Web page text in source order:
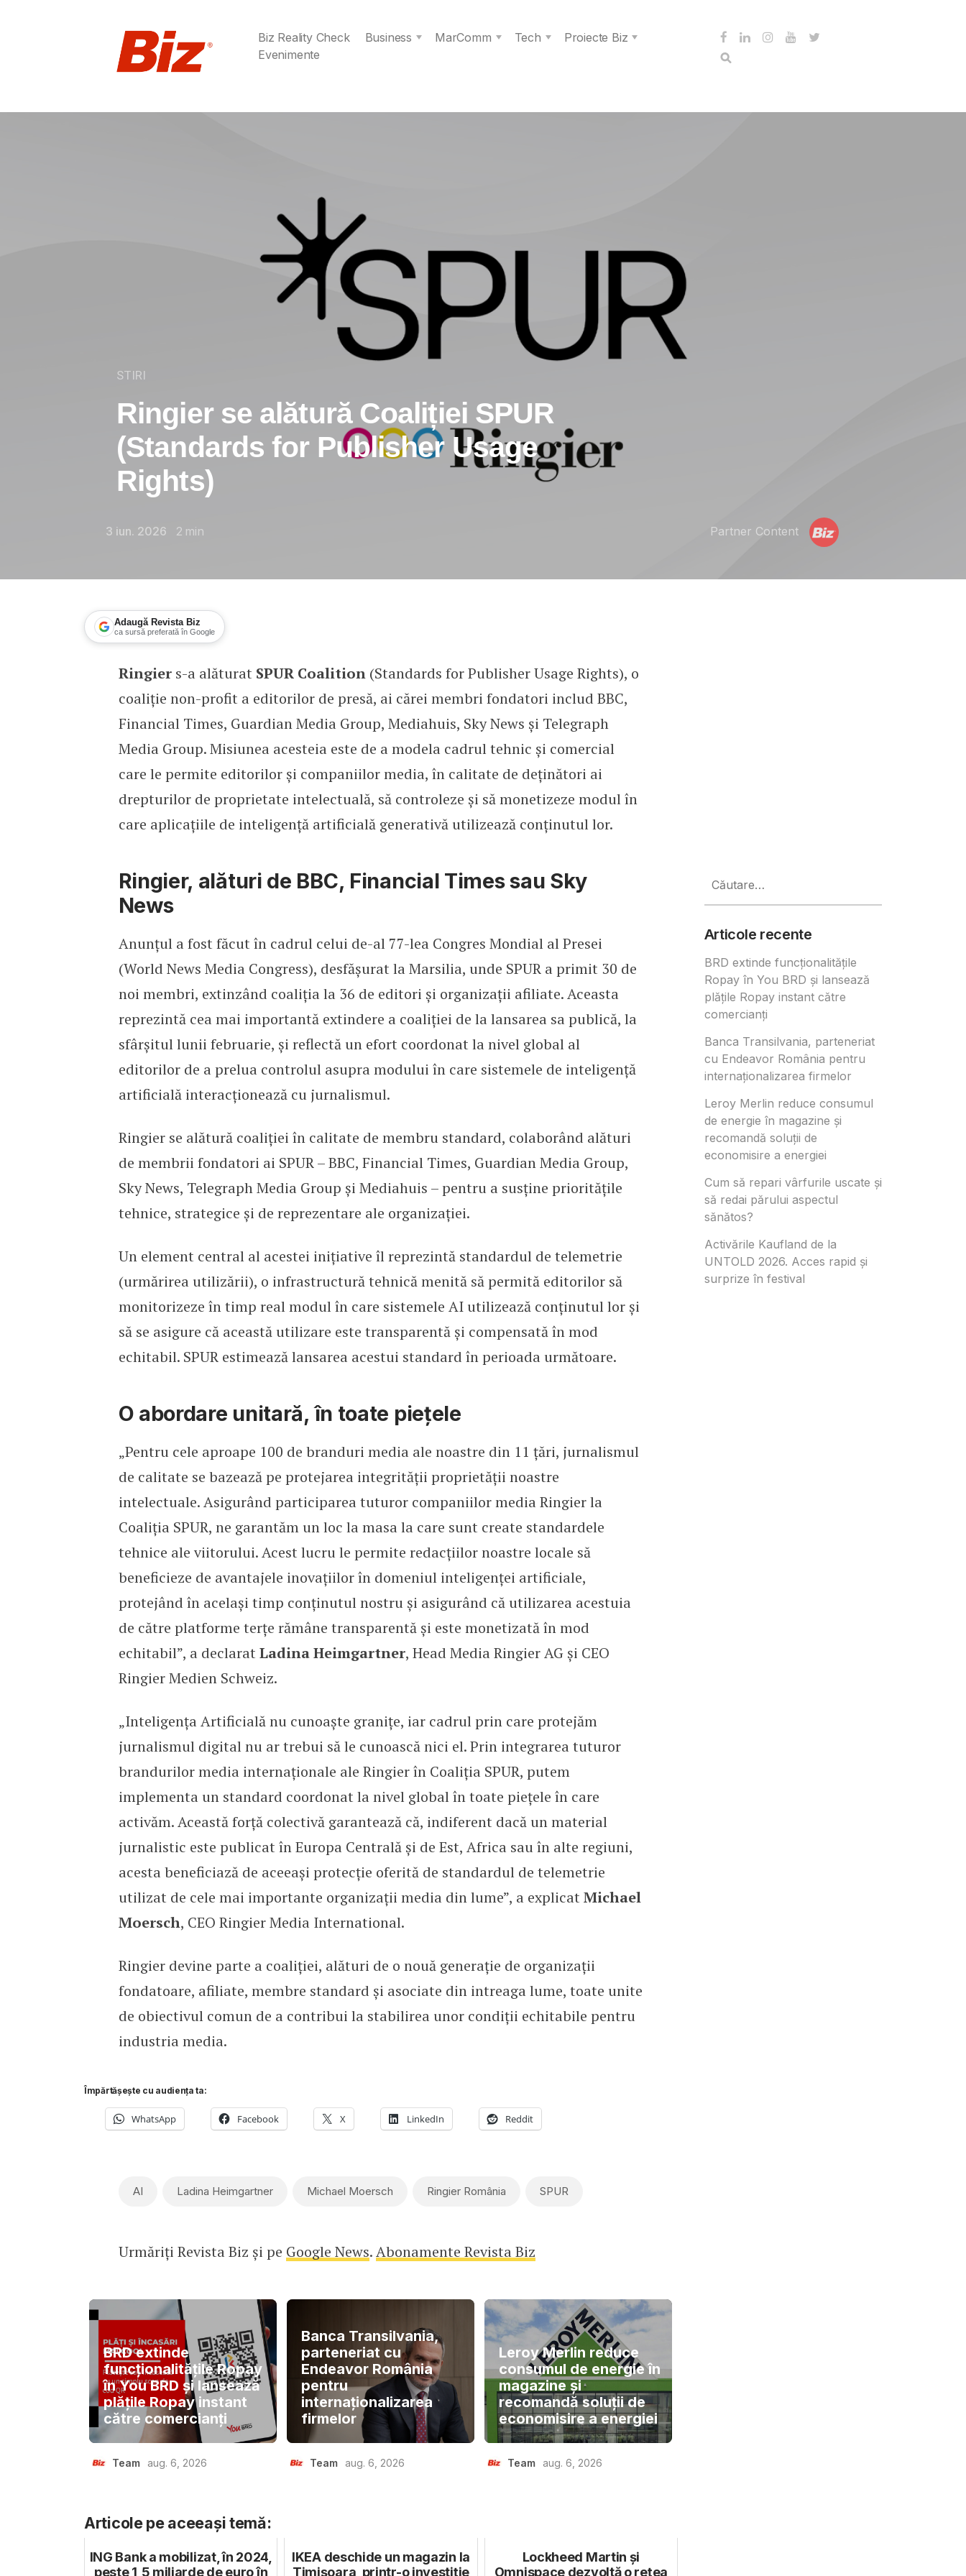
Biz Reality Check Business MarComm Tech
Proiecte Biz
Evenimente
STIRI
Ringier se alătură Coaliției SPUR
(Standards for Publisher Usage
Rights)
3 iun. 2026 2 min Partner Content
Adaugă Revista Biz
ca sursă preferată în Google
Ringier se alătură Coaliției SPUR (Standards for Publisher Usage Rights)
Ringiers-a alăturat SPUR Coalition(Standards for Publisher Usage Rights), o
coaliție non-profit a editorilor de presă, ai cărei membri fondatori includ BBC,
Financial Times, Guardian Media Group, Mediahuis, Sky News și Telegraph
Media Group. Misiunea acesteia este de a modela cadrul tehnic și comercial
care le permite editorilor și companiilor media, în calitate de deținători ai
drepturilor de proprietate intelectuală, să controleze și să monetizeze modul în
care aplicațiile de inteligență artificială generativă utilizează conținutul lor.
Ringier, alături de BBC, Financial Times sau Sky
News
Anunțul a fost făcut în cadrul celui de-al 77-lea Congres Mondial al Presei
(World News Media Congress), desfășurat la Marsilia, unde SPUR a primit 30 de
noi membri, extinzând coaliția la 36 de editori și organizații afiliate. Aceasta
reprezintă cea mai importantă extindere a coaliției de la lansarea sa publică, la
sfârșitul lunii februarie, și reflectă un efort coordonat la nivel global al
editorilor de a prelua controlul asupra modului în care sistemele de inteligență
artificială interacționează cu jurnalismul.
Ringier se alătură coaliției în calitate de membru standard, colaborând alături
de membrii fondatori ai SPUR – BBC, Financial Times, Guardian Media Group,
Sky News, Telegraph Media Group și Mediahuis – pentru a susține prioritățile
tehnice, strategice și de reprezentare ale organizației.
Un element central al acestei inițiative îl reprezintă standardul de telemetrie
(urmărirea utilizării), o infrastructură tehnică menită să permită editorilor să
monitorizeze în timp real modul în care sistemele AI utilizează conținutul lor și
să se asigure că această utilizare este transparentă și compensată în mod
echitabil. SPUR estimează lansarea acestui standard în perioada următoare.
O abordare unitară, în toate piețele
„Pentru cele aproape 100 de branduri media ale noastre din 11 țări, jurnalismul
de calitate se bazează pe protejarea integrității proprietății noastre
intelectuale. Asigurând participarea tuturor companiilor media Ringier la
Coaliția SPUR, ne garantăm un loc la masa la care sunt create standardele
tehnice ale viitorului. Acest lucru le permite redacțiilor noastre locale să
beneficieze de avantajele inovațiilor în domeniul inteligenței artificiale,
protejând în același timp conținutul nostru și asigurând că utilizarea acestuia
de către platforme terțe rămâne transparentă și este monetizată în mod
echitabil”, a declarat Ladina Heimgartner, Head Media Ringier AG și CEO
Ringier Medien Schweiz.
„Inteligența Artificială nu cunoaște granițe, iar cadrul prin care protejăm
jurnalismul digital nu ar trebui să le cunoască nici el. Prin integrarea tuturor
brandurilor media internaționale ale Ringier în Coaliția SPUR, putem
implementa un standard coordonat la nivel global în toate piețele în care
activăm. Această forță colectivă garantează că, indiferent dacă un material
jurnalistic este publicat în Europa Centrală și de Est, Africa sau în alte regiuni,
acesta beneficiază de aceeași protecție oferită de standardul de telemetrie
utilizat de cele mai importante organizații media din lume”, a explicat Michael
Moersch, CEO Ringier Media International.
Ringier devine parte a coaliției, alături de o nouă generație de organizații
fondatoare, afiliate, membre standard și asociate din intreaga lume, toate unite
de obiectivul comun de a contribui la stabilirea unor condiții echitabile pentru
industria media.
Împărtășește cu audiența ta:
WhatsApp Facebook X LinkedIn Reddit
AI Ladina Heimgartner Michael Moersch Ringier România SPUR
Urmăriți Revista Biz și pe Google News.Abonamente Revista Biz
BRD extinde
funcționalitățile Ropay
în You BRD și lansează
plățile Ropay instant
către comercianți
Team aug. 6, 2026
Banca Transilvania,
parteneriat cu
Endeavor România
pentru
internaționalizarea
firmelor
Team aug. 6, 2026
Leroy Merlin reduce
consumul de energie în
magazine și
recomandă soluții de
economisire a energiei
Team aug. 6, 2026
Articole pe aceeași temă:
ING Bank a mobilizat, în 2024,
peste 1,5 miliarde de euro în
IKEA deschide un magazin la
Timișoara, printr-o investiție
Lockheed Martin și
Omnispace dezvoltă o rețea
după:
Articole recente
BRD extinde funcționalitățile
Ropay în You BRD și lansează
plățile Ropay instant către
comercianți
Banca Transilvania, parteneriat
cu Endeavor România pentru
internaționalizarea firmelor
Leroy Merlin reduce consumul
de energie în magazine și
recomandă soluții de
economisire a energiei
Cum să repari vârfurile uscate și
să redai părului aspectul
sănătos?
Activările Kaufland de la
UNTOLD 2026. Acces rapid și
surprize în festival